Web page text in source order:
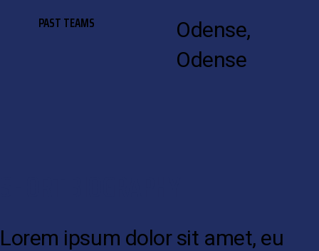
PAST TEAMS
Odense,
Odense
Lorem ipsum dolor sit amet, eu